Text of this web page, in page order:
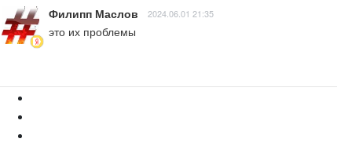
Филипп Маслов 2024.06.01 21:35
это их проблемы